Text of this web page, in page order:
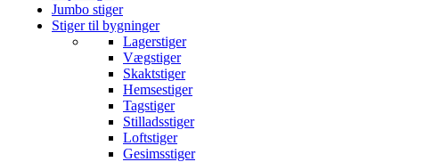
Jumbo stiger
Stiger til bygninger
Lagerstiger
Vægstiger
Skaktstiger
Hemsestiger
Tagstiger
Stilladsstiger
Loftstiger
Gesimsstiger